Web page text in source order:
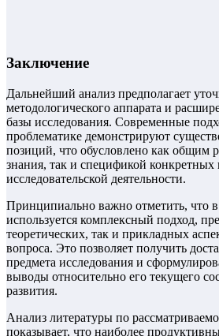
Заключение
Дальнейший анализ предполагает
методологического аппарата и
базы исследования. Современные
проблематике демонстрируют
позиций, что обусловлено как общим
знания, так и спецификой конкретных
исследовательской деятельности.
Принципиально важно отметить, что
используется комплексный подход,
теоретических, так и прикладных
вопроса. Это позволяет получить
предмета исследования и
выводы относительно его текущего
развития.
Анализ литературы по
показывает, что наиболее